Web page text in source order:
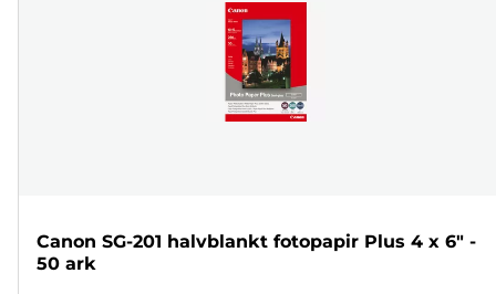
Canon SG-201 halvblankt fotopapir Plus 4 x 6" -
50 ark